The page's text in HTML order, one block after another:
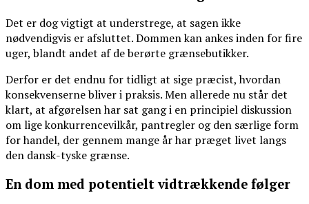
Det er dog vigtigt at understrege, at sagen ikke
nødvendigvis er afsluttet. Dommen kan ankes inden for fire
uger, blandt andet af de berørte grænsebutikker.
Derfor er det endnu for tidligt at sige præcist, hvordan
konsekvenserne bliver i praksis. Men allerede nu står det
klart, at afgørelsen har sat gang i en principiel diskussion
om lige konkurrencevilkår, pantregler og den særlige form
for handel, der gennem mange år har præget livet langs
den dansk-tyske grænse.
En dom med potentielt vidtrækkende følger